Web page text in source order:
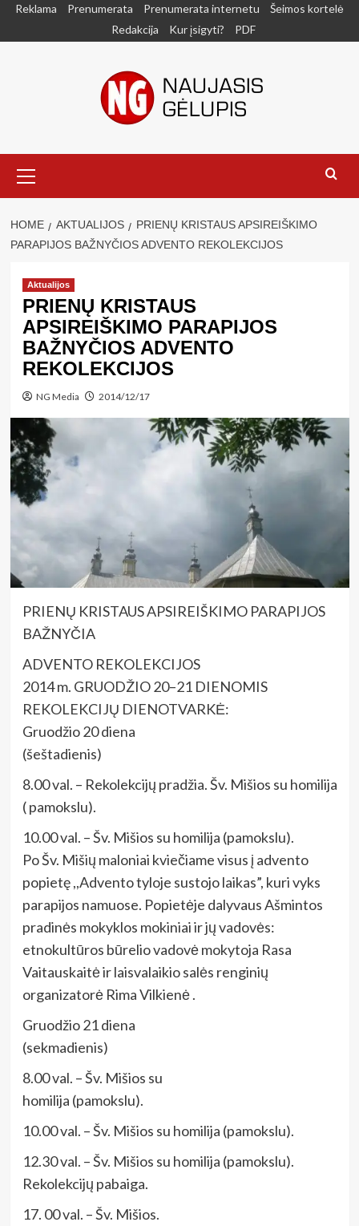
SkipReklama Prenumerata Prenumerata internetu
Šeimos kortelė
Redakcija
Kur įsigyti? PDF
Menu
HOME AKTUALIJOS
PRIENŲ KRISTAUS APSIREIŠKIMO
PARAPIJOS BAŽNYČIOS ADVENTO REKOLEKCIJOS
Aktualijos
PRIENŲ KRISTAUS
APSIREIŠKIMO PARAPIJOS
BAŽNYČIOS ADVENTO
REKOLEKCIJOS
NG Media 2014/12/17
PRIENŲ KRISTAUS APSIREIŠKIMO PARAPIJOS
BAŽNYČIA
ADVENTO REKOLEKCIJOS
2014 m. GRUODŽIO 20–21 DIENOMIS
REKOLEKCIJŲ DIENOTVARKĖ:
Gruodžio 20 diena
(šeštadienis)
8.00 val. – Rekolekcijų pradžia. Šv. Mišios su homilija
( pamokslu).
10.00 val. – Šv. Mišios su homilija (pamokslu).
Po Šv. Mišių maloniai kviečiame visus į advento
popietę ,,Advento tyloje sustojo laikas”, kuri vyks
parapijos namuose. Popietėje dalyvaus Ašmintos
pradinės mokyklos mokiniai ir jų vadovės:
etnokultūros būrelio vadovė mokytoja Rasa
Vaitauskaitė ir laisvalaikio salės renginių
organizatorė Rima Vilkienė .
Gruodžio 21 diena
(sekmadienis)
8.00 val. – Šv. Mišios su
homilija (pamokslu).
10.00 val. – Šv. Mišios su homilija (pamokslu).
12.30 val. – Šv. Mišios su homilija (pamokslu).
Rekolekcijų pabaiga.
17. 00 val. – Šv. Mišios.